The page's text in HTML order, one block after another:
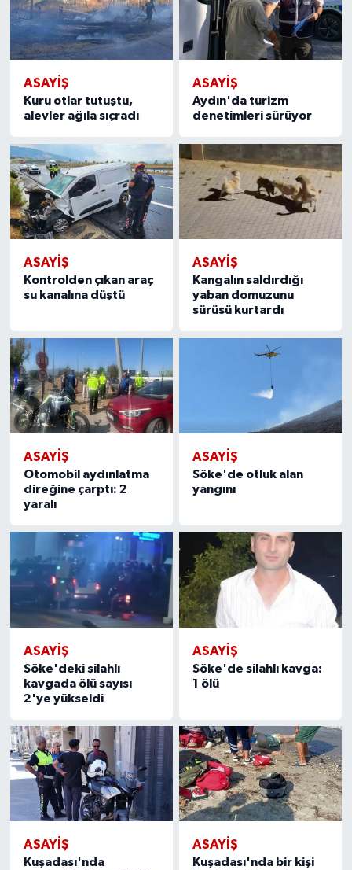
ASAYİŞ
Kuru otlar tutuştu,
alevler ağıla sıçradı
ASAYİŞ
Aydın'da turizm
denetimleri sürüyor
ASAYİŞ
Kontrolden çıkan araç
su kanalına düştü
ASAYİŞ
Kangalın saldırdığı
yaban domuzunu
sürüsü kurtardı
ASAYİŞ
Otomobil aydınlatma
direğine çarptı: 2
yaralı
ASAYİŞ
Söke'de otluk alan
yangını
ASAYİŞ
Söke'deki silahlı
kavgada ölü sayısı
2'ye yükseldi
ASAYİŞ
Söke'de silahlı kavga:
1 ölü
ASAYİŞ
Kuşadası'nda
ASAYİŞ
Kuşadası'nda bir kişi